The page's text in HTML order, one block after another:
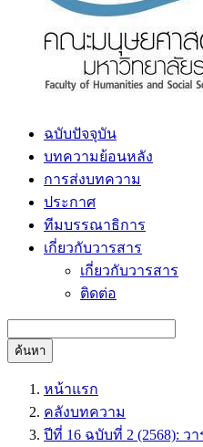
ฉบับปัจจุบัน
บทความย้อนหลัง
การส่งบทความ
ประกาศ
ทีมบรรณาธิการ
เกี่ยวกับวารสาร
เกี่ยวกับวารสาร
ติดต่อ
ค้นหา
หน้าแรก
คลังบทความ
ปีที่ 16 ฉบับที่ 2 (2568): ว